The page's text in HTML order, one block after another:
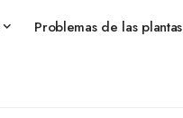
Problemas de las plantas